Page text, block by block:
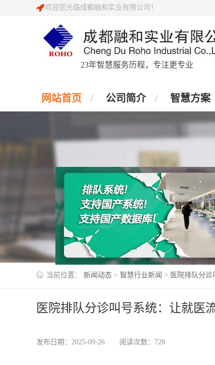
欢迎您光临成都融和实业有限公司！
23年智慧服务历程，专注更专业
网站首页 公司简介 智慧方案
当前位置： 新闻动态 > 智慧行业新闻 > 医院排队分诊
医院排队分诊叫号系统：让就医
发布日期：2025-09-26 阅读次数：728